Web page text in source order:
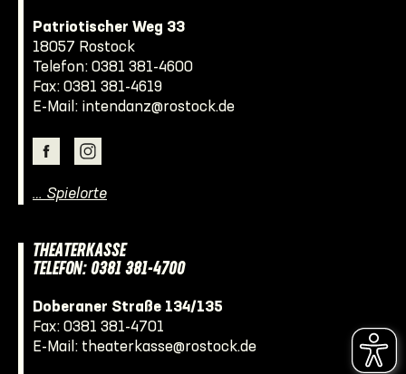
Patriotischer Weg 33
18057 Rostock
Telefon: 0381 381-4600
Fax: 0381 381-4619
E-Mail: intendanz@rostock.de
… Spielorte
THEATERKASSE
TELEFON: 0381 381-4700
Doberaner Straße 134/135
Fax: 0381 381-4701
E-Mail: theaterkasse@rostock.de